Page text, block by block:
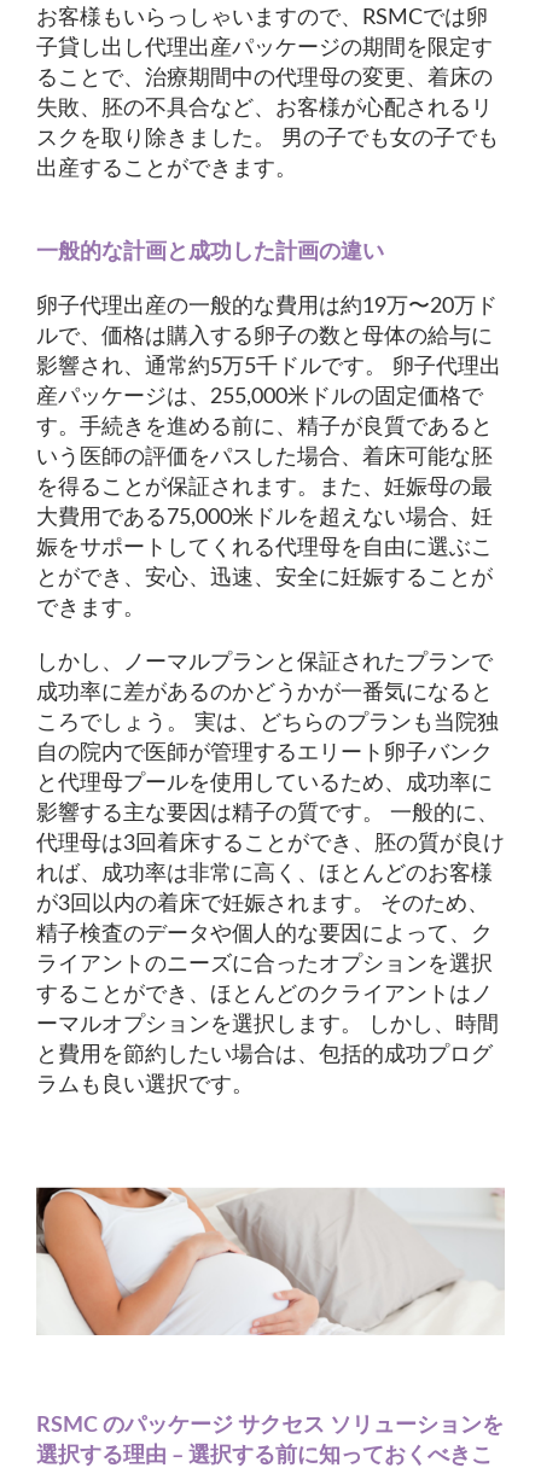
お客様もいらっしゃいますので、RSMCでは卵
子貸し出し代理出産パッケージの期間を限定す
ることで、治療期間中の代理母の変更、着床の
失敗、胚の不具合など、お客様が心配されるリ
スクを取り除きました。 男の子でも女の子でも
出産することができます。
一般的な計画と成功した計画の違い
卵子代理出産の一般的な費用は約19万〜20万ド
ルで、価格は購入する卵子の数と母体の給与に
影響され、通常約5万5千ドルです。 卵子代理出
産パッケージは、255,000米ドルの固定価格で
す。手続きを進める前に、精子が良質であると
いう医師の評価をパスした場合、着床可能な胚
を得ることが保証されます。また、妊娠母の最
大費用である75,000米ドルを超えない場合、妊
娠をサポートしてくれる代理母を自由に選ぶこ
とができ、安心、迅速、安全に妊娠することが
できます。
しかし、ノーマルプランと保証されたプランで
成功率に差があるのかどうかが一番気になると
ころでしょう。 実は、どちらのプランも当院独
自の院内で医師が管理するエリート卵子バンク
と代理母プールを使用しているため、成功率に
影響する主な要因は精子の質です。 一般的に、
代理母は3回着床することができ、胚の質が良け
れば、成功率は非常に高く、ほとんどのお客様
が3回以内の着床で妊娠されます。 そのため、
精子検査のデータや個人的な要因によって、ク
ライアントのニーズに合ったオプションを選択
することができ、ほとんどのクライアントはノ
ーマルオプションを選択します。 しかし、時間
と費用を節約したい場合は、包括的成功プログ
ラムも良い選択です。
RSMC のパッケージ サクセス ソリューションを
選択する理由 – 選択する前に知っておくべきこ